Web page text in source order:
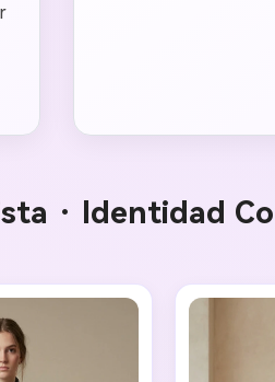
· Identidad